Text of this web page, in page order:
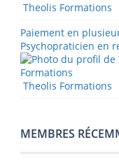
Theolis Formations
Paiement en
Psychopraticien en
Theolis Formations
MEMBRES